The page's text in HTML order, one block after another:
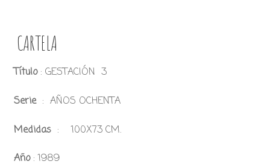
CARTELA
Título: GESTACIÓN 3
Serie : AÑOS OCHENTA
Medidas : 100X73 CM.
Año: 1989